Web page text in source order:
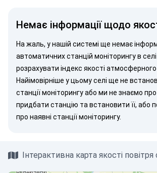
Немає інформації щодо
На жаль, у нашій системі ще немає
автоматичних станцій моніторингу в
розрахувати індекс якості атмосферного
Найімовірніше у цьому селі ще не
станції моніторингу або ми не знаємо
придбати станцію та встановити її, або
про наявні станції моніторингу.
Інтерактивна карта якості повітря